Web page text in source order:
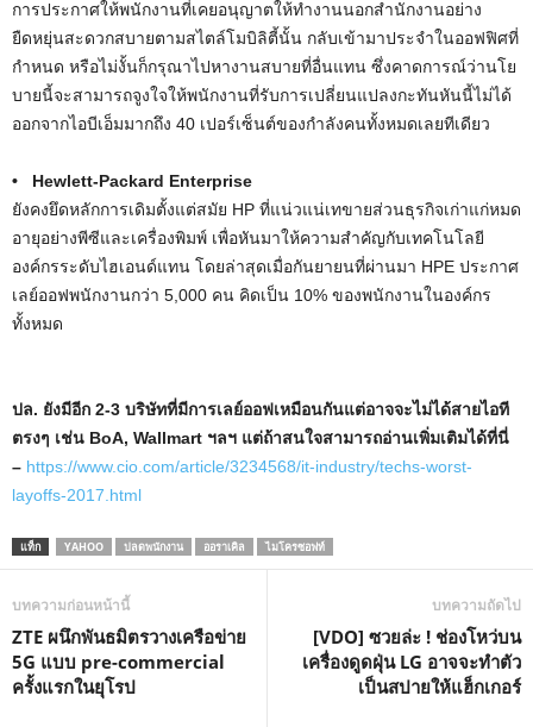
การประกาศให้พนักงานที่เคยอนุญาตให้ทำงานนอกสำนักงานอย่าง
ยืดหยุ่นสะดวกสบายตามสไตล์โมบิลิตี้นั้น กลับเข้ามาประจำในออฟฟิศที่
กำหนด หรือไม่งั้นก็กรุณาไปหางานสบายที่อื่นแทน ซึ่งคาดการณ์ว่านโย
บายนี้จะสามารถจูงใจให้พนักงานที่รับการเปลี่ยนแปลงกะทันหันนี้ไม่ได้
ออกจากไอบีเอ็มมากถึง 40 เปอร์เซ็นต์ของกำลังคนทั้งหมดเลยทีเดียว
• Hewlett-Packard Enterprise
ยังคงยึดหลักการเดิมตั้งแต่สมัย HP ที่แน่วแน่เทขายส่วนธุรกิจเก่าแก่หมด
อายุอย่างพีซีและเครื่องพิมพ์ เพื่อหันมาให้ความสำคัญกับเทคโนโลยี
องค์กรระดับไฮเอนด์แทน โดยล่าสุดเมื่อกันยายนที่ผ่านมา HPE ประกาศ
เลย์ออฟพนักงานกว่า 5,000 คน คิดเป็น 10% ของพนักงานในองค์กร
ทั้งหมด
ปล. ยังมีอีก 2-3 บริษัทที่มีการเลย์ออฟเหมือนกันแต่อาจจะไม่ได้สายไอที
ตรงๆ เช่น BoA, Wallmart ฯลฯ แต่ถ้าสนใจสามารถอ่านเพิ่มเติมได้ที่นี่
– https://www.cio.com/article/3234568/it-industry/techs-worst-
layoffs-2017.html
แท็ก YAHOO ปลดพนักงาน ออราเคิล ไมโครซอฟท์
บทความก่อนหน้านี้
ZTE ผนึกพันธมิตรวางเครือข่าย
5G แบบ pre-commercial
ครั้งแรกในยุโรป
บทความถัดไป
[VDO] ซวยล่ะ ! ช่องโหว่บน
เครื่องดูดฝุ่น LG อาจจะทำตัว
เป็นสปายให้แฮ็กเกอร์